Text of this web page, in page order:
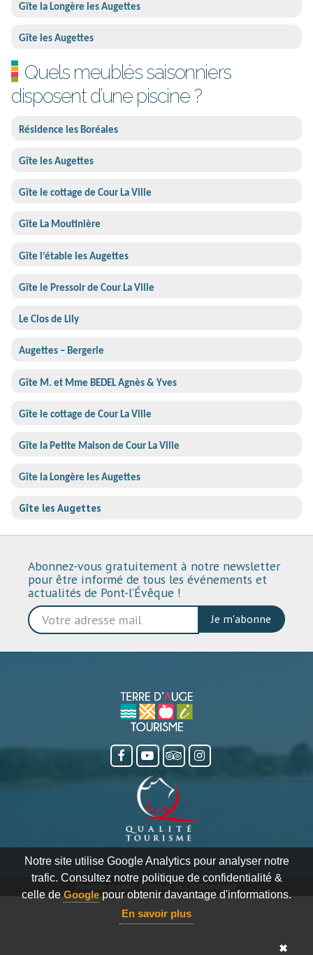
Notre site utilise Google Analytics pour analyser notre
trafic. Consultez notre politique de confidentialité &
celle de Google pour obtenir davantage d'informations.
En savoir plus
✖
Gîte la Longère les Augettes
Gîte les Augettes
Quels meublés saisonniers
disposent d’une piscine ?
Résidence les Boréales
Gîte les Augettes
Gîte le cottage de Cour La Ville
Gîte La Moutinière
Gîte l’étable les Augettes
Gîte le Pressoir de Cour La Ville
Le Clos de Lily
Augettes – Bergerie
Gîte M. et Mme BEDEL Agnès & Yves
Gîte le cottage de Cour La Ville
Gîte la Petite Maison de Cour La Ville
Gîte la Longère les Augettes
Gîte les Augettes
Abonnez-vous gratuitement à notre newsletter
pour être informé de tous les événements et
actualités de Pont-l’Évêque !
Je m'abonne
Politique de Confidentialité